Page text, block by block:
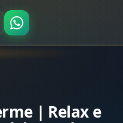
| Relax e